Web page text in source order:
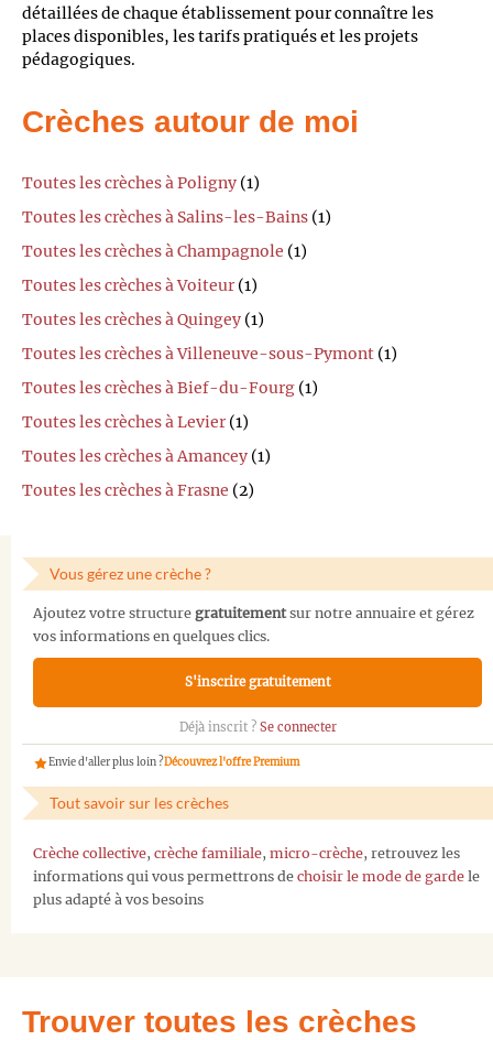
détaillées de chaque établissement pour connaître les
places disponibles, les tarifs pratiqués et les projets
pédagogiques.
Crèches autour de moi
Toutes les crèches à Poligny (1)
Toutes les crèches à Salins-les-Bains (1)
Toutes les crèches à Champagnole (1)
Toutes les crèches à Voiteur (1)
Toutes les crèches à Quingey (1)
Toutes les crèches à Villeneuve-sous-Pymont (1)
Toutes les crèches à Bief-du-Fourg (1)
Toutes les crèches à Levier (1)
Toutes les crèches à Amancey (1)
Toutes les crèches à Frasne (2)
Vous gérez une crèche ?
Ajoutez votre structure gratuitementsur notre annuaire et gérez
vos informations en quelques clics.
S'inscrire gratuitement
Déjà inscrit ? Se connecter
Envie d'aller plus loin ?Découvrez l'offre Premium
Tout savoir sur les crèches
Crèche collective, crèche familiale, micro-crèche, retrouvez les
informations qui vous permettrons de choisir le mode de garde le
plus adapté à vos besoins
Trouver toutes les crèches